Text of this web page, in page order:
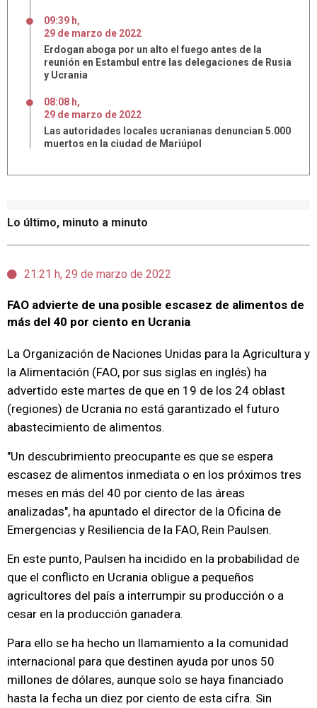
Lo último, minuto a minuto
21:21 h, 29 de marzo de 2022
FAO advierte de una posible escasez de alimentos de
más del 40 por ciento en Ucrania
La Organización de Naciones Unidas para la Agricultura y
la Alimentación (FAO, por sus siglas en inglés) ha
advertido este martes de que en 19 de los 24 oblast
(regiones) de Ucrania no está garantizado el futuro
abastecimiento de alimentos.
"Un descubrimiento preocupante es que se espera
escasez de alimentos inmediata o en los próximos tres
meses en más del 40 por ciento de las áreas
analizadas", ha apuntado el director de la Oficina de
Emergencias y Resiliencia de la FAO, Rein Paulsen.
En este punto, Paulsen ha incidido en la probabilidad de
que el conflicto en Ucrania obligue a pequeños
agricultores del país a interrumpir su producción o a
cesar en la producción ganadera.
Para ello se ha hecho un llamamiento a la comunidad
internacional para que destinen ayuda por unos 50
millones de dólares, aunque solo se haya financiado
hasta la fecha un diez por ciento de esta cifra. Sin
09:39 h,
29 de marzo de 2022
Erdogan aboga por un alto el fuego antes de la
reunión en Estambul entre las delegaciones de Rusia
y Ucrania
08:08 h,
29 de marzo de 2022
Las autoridades locales ucranianas denuncian 5.000
muertos en la ciudad de Mariúpol